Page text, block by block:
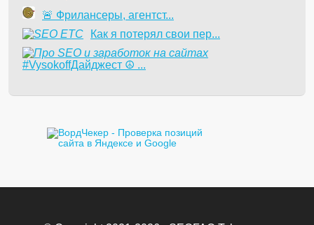
​🚨 Фрилансеры, агентст...
Как я потерял свои пер...
#VysokoffДайджест ☮️ ...